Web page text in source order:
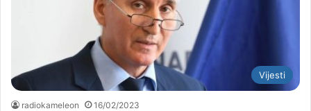
Vijesti
radiokameleon 16/02/2023